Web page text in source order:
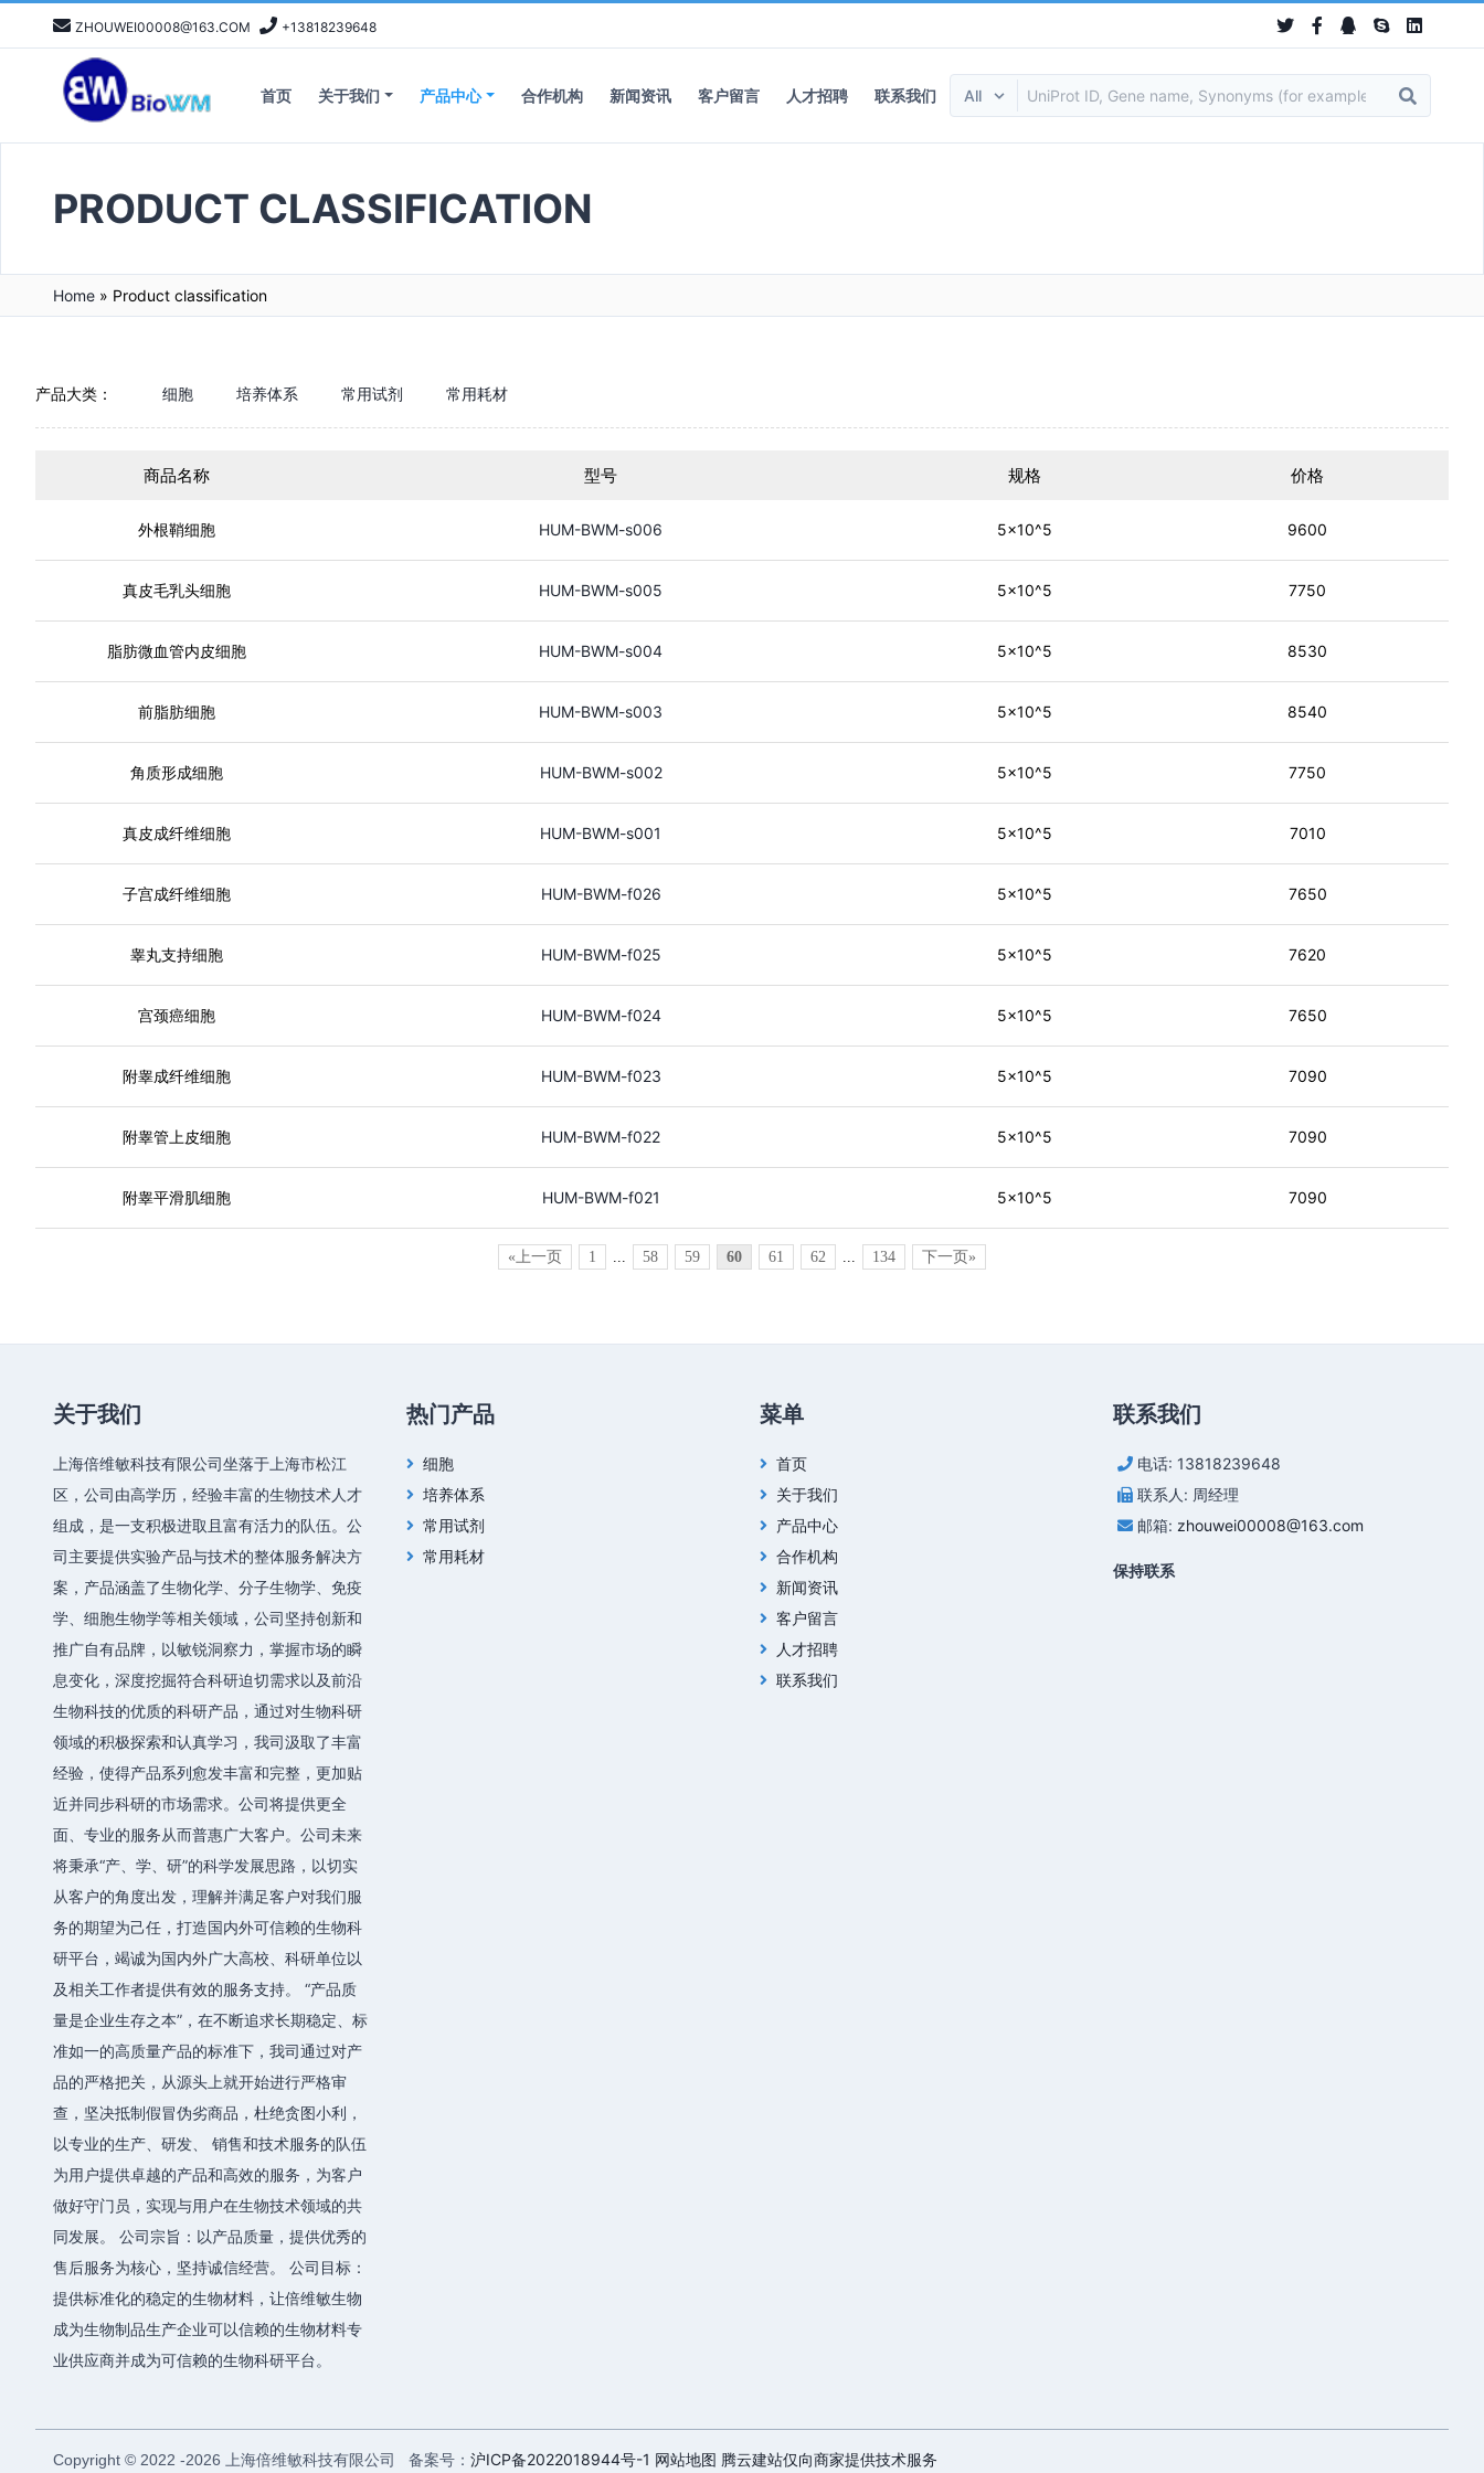
ZHOUWEI00008@163.COM +13818239648
首页 关于我们 产品中心 合作机构 新闻资讯 客户留言 人才招聘 联系我们
PRODUCT CLASSIFICATION
Home » Product classification
产品大类： 细胞 培养体系 常用试剂 常用耗材
商品名称 型号 规格 价格
外根鞘细胞 HUM-BWM-s006 5×10^5 9600
真皮毛乳头细胞 HUM-BWM-s005 5×10^5 7750
脂肪微血管内皮细胞 HUM-BWM-s004 5×10^5 8530
前脂肪细胞 HUM-BWM-s003 5×10^5 8540
角质形成细胞 HUM-BWM-s002 5×10^5 7750
真皮成纤维细胞 HUM-BWM-s001 5×10^5 7010
子宫成纤维细胞 HUM-BWM-f026 5×10^5 7650
睾丸支持细胞 HUM-BWM-f025 5×10^5 7620
宫颈癌细胞 HUM-BWM-f024 5×10^5 7650
附睾成纤维细胞 HUM-BWM-f023 5×10^5 7090
附睾管上皮细胞 HUM-BWM-f022 5×10^5 7090
附睾平滑肌细胞 HUM-BWM-f021 5×10^5 7090
«上一页 1 ... 58 59 60 61 62 ... 134 下一页»
关于我们
上海倍维敏科技有限公司坐落于上海市松江
区，公司由高学历，经验丰富的生物技术人才
组成，是一支积极进取且富有活力的队伍。公
司主要提供实验产品与技术的整体服务解决方
案，产品涵盖了生物化学、分子生物学、免疫
学、细胞生物学等相关领域，公司坚持创新和
推广自有品牌，以敏锐洞察力，掌握市场的瞬
息变化，深度挖掘符合科研迫切需求以及前沿
生物科技的优质的科研产品，通过对生物科研
领域的积极探索和认真学习，我司汲取了丰富
经验，使得产品系列愈发丰富和完整，更加贴
近并同步科研的市场需求。公司将提供更全
面、专业的服务从而普惠广大客户。公司未来
将秉承“产、学、研”的科学发展思路，以切实
从客户的角度出发，理解并满足客户对我们服
务的期望为己任，打造国内外可信赖的生物科
研平台，竭诚为国内外广大高校、科研单位以
及相关工作者提供有效的服务支持。 “产品质
量是企业生存之本”，在不断追求长期稳定、标
准如一的高质量产品的标准下，我司通过对产
品的严格把关，从源头上就开始进行严格审
查，坚决抵制假冒伪劣商品，杜绝贪图小利，
以专业的生产、研发、 销售和技术服务的队伍
为用户提供卓越的产品和高效的服务，为客户
做好守门员，实现与用户在生物技术领域的共
同发展。 公司宗旨：以产品质量，提供优秀的
售后服务为核心，坚持诚信经营。 公司目标：
提供标准化的稳定的生物材料，让倍维敏生物
成为生物制品生产企业可以信赖的生物材料专
业供应商并成为可信赖的生物科研平台。
热门产品
细胞
培养体系
常用试剂
常用耗材
菜单
首页
关于我们
产品中心
合作机构
新闻资讯
客户留言
人才招聘
联系我们
联系我们
电话: 13818239648
联系人: 周经理
邮箱: zhouwei00008@163.com
保持联系
Copyright © 2022 -2026 上海倍维敏科技有限公司 备案号： 沪ICP备2022018944号-1 网站地图 腾云建站仅向商家提供技术服务